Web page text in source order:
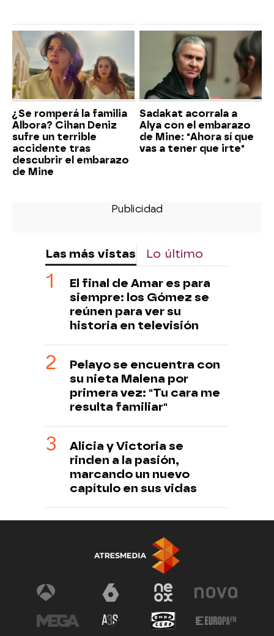
¿Se romperá la familia
Albora? Cihan Deniz
sufre un terrible
accidente tras
descubrir el embarazo
de Mine
Sadakat acorrala a
Alya con el embarazo
de Mine: "Ahora sí que
vas a tener que irte"
Las más vistas Lo último
El final de Amar es para
siempre: los Gómez se
reúnen para ver su
historia en televisión
Pelayo se encuentra con
su nieta Malena por
primera vez: "Tu cara me
resulta familiar"
Alicia y Victoria se
rinden a la pasión,
marcando un nuevo
capítulo en sus vidas